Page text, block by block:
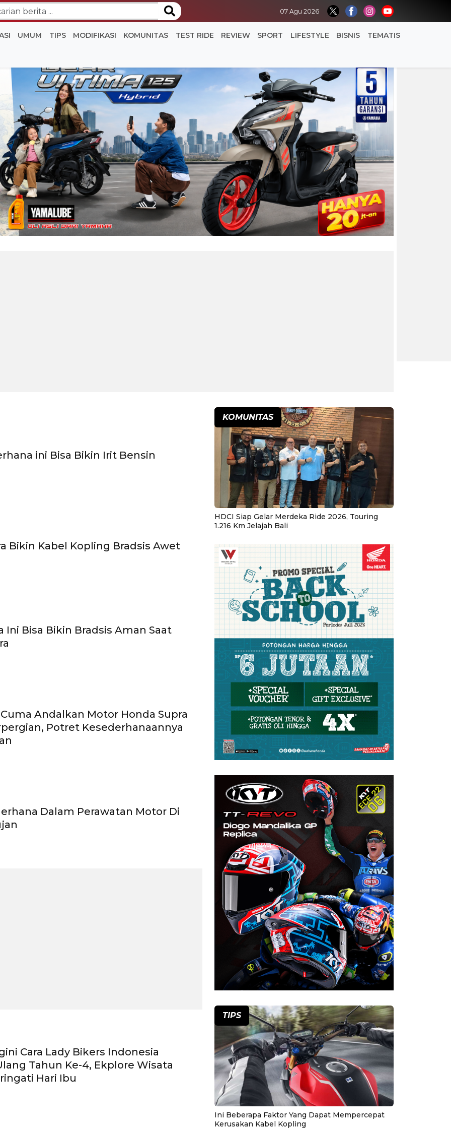
07 Agu 2026
UMUM TIPS MODIFIKASI KOMUNITAS TEST RIDE REVIEW SPORT LIFESTYLE BISNIS TEMATIS
ini Bisa Bikin Irit Bensin
Bikin Kabel Kopling Bradsis Awet
Ini Bisa Bikin Bradsis Aman Saat
Andalkan Motor Honda Supra
Potret Kesederhanaannya
Dalam Perawatan Motor Di
Cara Lady Bikers Indonesia
Tahun Ke-4, Ekplore Wisata
Hari Ibu
KOMUNITAS
HDCI Siap Gelar Merdeka Ride 2026, Touring
1.216 Km Jelajah Bali
TIPS
Ini Beberapa Faktor Yang Dapat Mempercepat
Kerusakan Kabel Kopling